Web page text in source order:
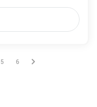
la page
sur la page
Vous êtes sur la page
5 Vous êtes sur la page
6